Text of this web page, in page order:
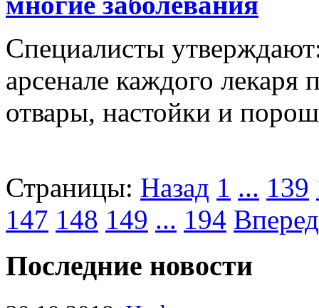
Специалисты
арсенале каждого лекаря
отвары, настойки и
Страницы: Назад 1 ... 139
147 148 149 ... 194 Вперед
Последние новости